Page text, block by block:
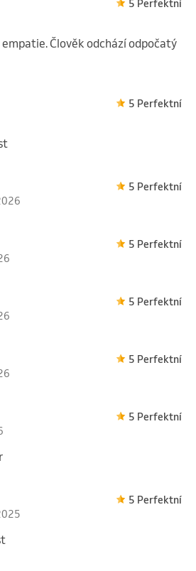
5 Perfektní
Člověk odchází odpočatý
5 Perfektní
5 Perfektní
5 Perfektní
5 Perfektní
5 Perfektní
5 Perfektní
5 Perfektní